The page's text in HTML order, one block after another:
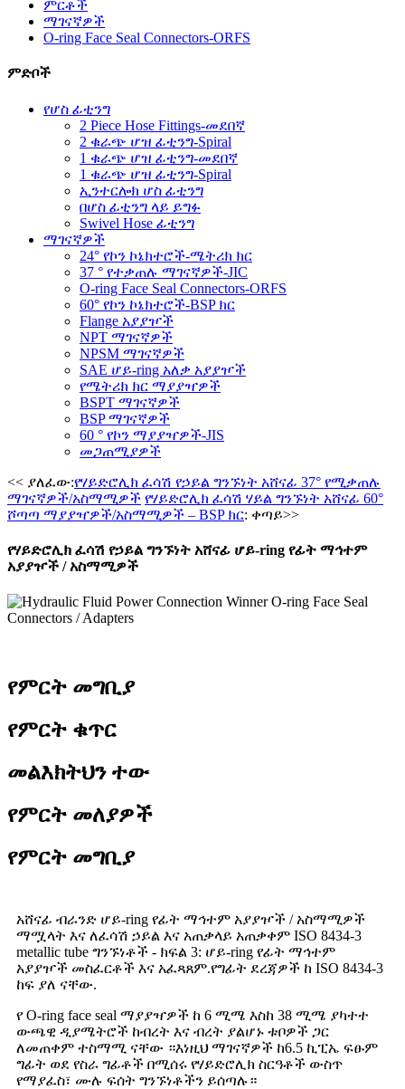
ምርቶች
ማገናኛዎች
O-ring Face Seal Connectors-ORFS
ምድቦች
የሆስ ፊቲንግ
2 Piece Hose Fittings-መደበኛ
2 ቁራጭ ሆዝ ፊቲንግ-Spiral
1 ቁራጭ ሆዝ ፊቲንግ-መደበኛ
1 ቁራጭ ሆዝ ፊቲንግ-Spiral
ኢንተርሎክ ሆስ ፊቲንግ
በሆስ ፊቲንግ ላይ ይግፉ
Swivel Hose ፊቲንግ
ማገናኛዎች
24° የኮን ኮኔክተሮች-ሜትሪክ ክር
37 ° የተቃጠሉ ማገናኛዎች-JIC
O-ring Face Seal Connectors-ORFS
60° የኮን ኮኔክተሮች-BSP ክር
Flange አያያዦች
NPT ማገናኛዎች
NPSM ማገናኛዎች
SAE ሆይ-ring አለቃ አያያዦች
የሜትሪክ ክር ማያያዣዎች
BSPT ማገናኛዎች
BSP ማገናኛዎች
60 ° የኮን ማያያዣዎች-JIS
መጋጠሚያዎች
<< ያለፈው:የሃይድሮሊክ ፈሳሽ የኃይል ግንኙነት አሸናፊ 37° የሚቃጠሉ
ማገናኛዎች/አስማሚዎች የሃይድሮሊክ ፈሳሽ ሃይል ግንኙነት አሸናፊ 60°
ሾጣጣ ማያያዣዎች/አስማሚዎች – BSP ክር: ቀጣይ>>
የሃይድሮሊክ ፈሳሽ የኃይል ግንኙነት አሸናፊ ሆይ-ring የፊት ማኅተም
አያያዦች / አስማሚዎች
የምርት መግቢያ
የምርት ቁጥር
መልእክትህን ተው
የምርት መለያዎች
የምርት መግቢያ
አሸናፊ ብራንድ ሆይ-ring የፊት ማኅተም አያያዦች / አስማሚዎች
ማሟላት እና ለፈሳሽ ኃይል እና አጠቃላይ አጠቃቀም ISO 8434-3
metallic tube ግንኙነቶች - ክፍል 3: ሆይ-ring የፊት ማኅተም
አያያዦች መስፈርቶች እና አፈጻጸም.የግፊት ደረጃዎች ከ ISO 8434-3
ከፍ ያለ ናቸው.
የ O-ring face seal ማያያዣዎች ከ 6 ሚሜ እስከ 38 ሚሜ ያካተተ
ውጫዊ ዲያሜትሮች ከብረት እና ብረት ያልሆኑ ቱቦዎች ጋር
ለመጠቀም ተስማሚ ናቸው ።እነዚህ ማገናኛዎች ከ6.5 ኪፒኤ ፍፁም
ግፊት ወደ የስራ ግፊቶች በሚሰሩ የሃይድሮሊክ ስርዓቶች ውስጥ
የማያፈስ፣ ሙሉ ፍሰት ግንኙነቶችን ይሰጣሉ።